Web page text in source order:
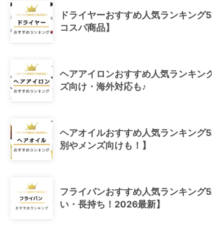
ドライヤーおすすめ人気ランキング
コスパ商品】
ヘアアイロンおすすめ人気ランキン
ズ向け・海外対応も♪
ヘアオイルおすすめ人気ランキング
別やメンズ向けも！】
フライパンおすすめ人気ランキング
い・長持ち！2026最新】